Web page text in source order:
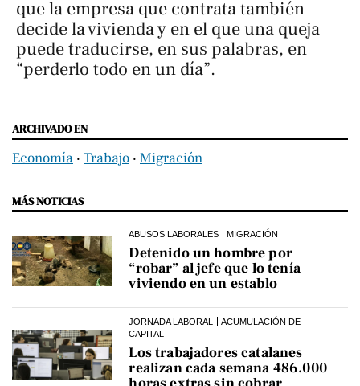
que la empresa que contrata también
decide la vivienda y en el que una queja
puede traducirse, en sus palabras, en
“perderlo todo en un día”.
ARCHIVADO EN
Economía ‧ Trabajo ‧ Migración
MÁS NOTICIAS
ABUSOS LABORALES MIGRACIÓN
Detenido un hombre por
“robar” al jefe que lo tenía
viviendo en un establo
JORNADA LABORAL
ACUMULACIÓN DE
CAPITAL
Los trabajadores catalanes
realizan cada semana 486.000